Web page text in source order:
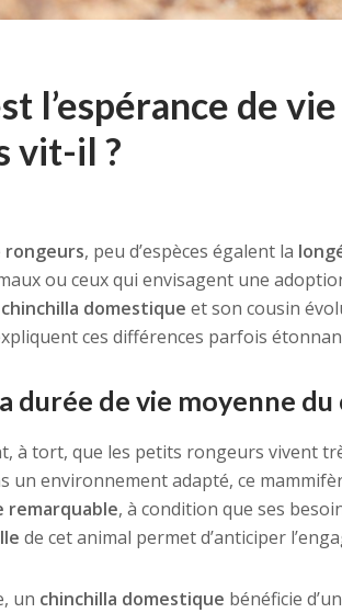
l’espérance de
vit-il ?
rongeurs, peu d’espèces égalent la
ou ceux qui envisagent une
chinchilla domestique et son cousin
ces différences parfois
durée de vie moyenne du
à tort, que les petits rongeurs vivent
un environnement adapté, ce
remarquable, à condition que ses
de cet animal permet d’anticiper
un chinchilla domestique bénéficie